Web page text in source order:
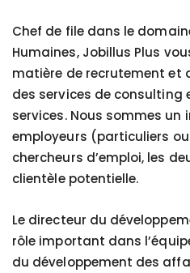
Chef de file dans le
Humaines, Jobillus Plus
matière de recrutement et
des services de consulting
services. Nous sommes un
employeurs (particuliers
chercheurs d’emploi, les
clientèle potentielle.
Le directeur du
rôle important dans
du développement des